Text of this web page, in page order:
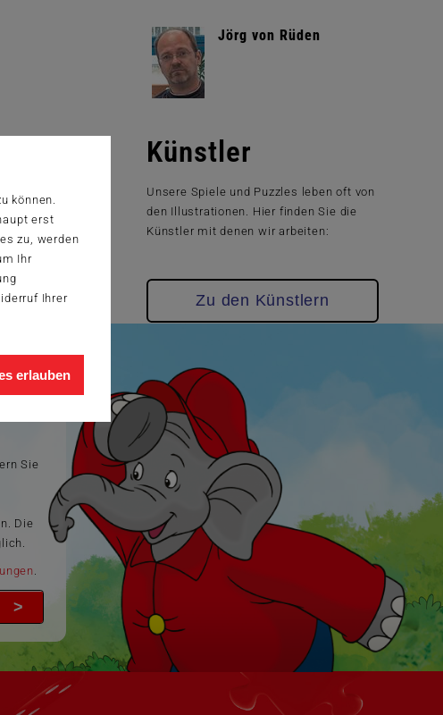
können.
erst
zu, werden
Ihr
Ihrer
erlauben
Jörg von Rüden
Künstler
Unsere Spiele und Puzzles leben oft von
den Illustrationen. Hier finden Sie die
Künstler mit denen wir arbeiten:
Zu den Künstlern
Sie
Die
.
>